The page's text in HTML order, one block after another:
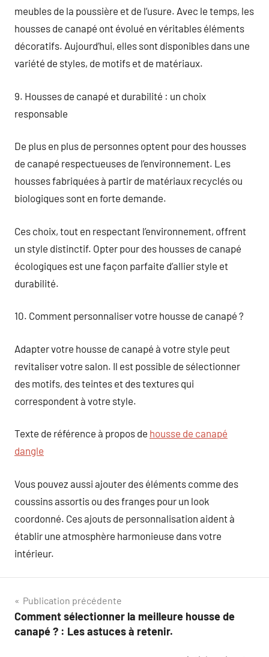
meubles de la poussière et de l’usure. Avec le temps, les
housses de canapé ont évolué en véritables éléments
décoratifs. Aujourd’hui, elles sont disponibles dans une
variété de styles, de motifs et de matériaux.
9. Housses de canapé et durabilité : un choix
responsable
De plus en plus de personnes optent pour des housses
de canapé respectueuses de l’environnement. Les
housses fabriquées à partir de matériaux recyclés ou
biologiques sont en forte demande.
Ces choix, tout en respectant l’environnement, offrent
un style distinctif. Opter pour des housses de canapé
écologiques est une façon parfaite d’allier style et
durabilité.
10. Comment personnaliser votre housse de canapé ?
Adapter votre housse de canapé à votre style peut
revitaliser votre salon. Il est possible de sélectionner
des motifs, des teintes et des textures qui
correspondent à votre style.
Texte de référence à propos de housse de canapé
dangle
Vous pouvez aussi ajouter des éléments comme des
coussins assortis ou des franges pour un look
coordonné. Ces ajouts de personnalisation aident à
établir une atmosphère harmonieuse dans votre
intérieur.
Navigation
de
Publication précédente
Comment sélectionner la meilleure housse de
canapé ? : Les astuces à retenir.